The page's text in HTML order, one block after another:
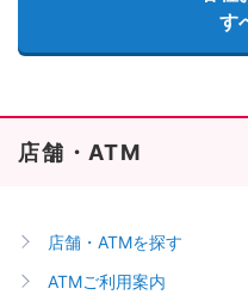
す
店舗・ATM
店舗・ATMを探す
ATMご利用案内